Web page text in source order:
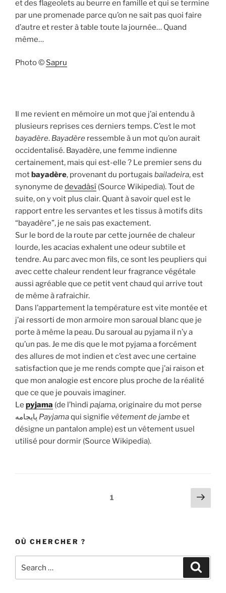
et des flageolets au beurre en famille et qui se termine
par une promenade parce qu’on ne sait pas quoi faire
d’autre et rester à table toute la journée… Quand
même…
Photo © Sapru
Il me revient en mémoire un mot que j’ai entendu à
plusieurs reprises ces derniers temps. C’est le mot
bayadère. Bayadère ressemble à un mot qu’on aurait
occidentalisé. Bayadère, une femme indienne
certainement, mais qui est-elle ? Le premier sens du
motbayadère, provenant du portugais bailadeira, est
synonyme de devadâsî (Source Wikipedia). Tout de
suite, on y voit plus clair. Quant à savoir quel est le
rapport entre les servantes et les tissus à motifs dits
“bayadère”, je ne sais pas exactement.
Sur le bord de la route par cette journée de chaleur
lourde, les acacias exhalent une odeur subtile et
tendre. Au parc avec mon fils, ce sont les peupliers qui
avec cette chaleur rendent leur fragrance végétale
aussi agréable que ce petit vent chaud qui arrive tout
de même à rafraichir.
Dans l’appartement la température est vite montée et
j’ai ressorti de mon armoire mon saroual blanc que je
porte à même la peau. Du saroual au pyjama il n’y a
qu’un pas. Je me dis que le mot pyjama a forcément
des allures de mot indien et c’est avec une certaine
satisfaction que je me rends compte que j’ai raison et
que mon analogie est encore plus proche de la réalité
que ce que je pouvais imaginer.
Le pyjama (de l’hindi pajama, originaire du mot perse
Payjamaqui signifie vêtement de jambeet
désigne un pantalon ample) est un vêtement usuel
utilisé pour dormir (Source Wikipedia).
Page1
Next
page
OÙ CHERCHER ?
for: